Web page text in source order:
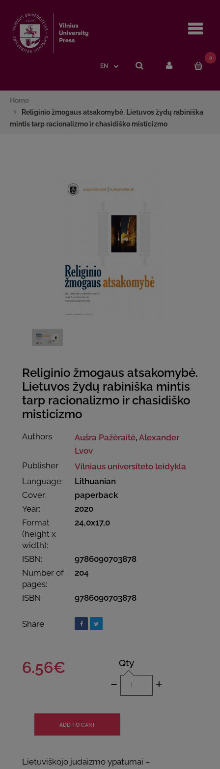
EN
0
Home
Religinio žmogaus atsakomybė. Lietuvos žydų rabiniška
mintis tarp racionalizmo ir chasidiško misticizmo
Religinio žmogaus atsakomybė.
Lietuvos žydų rabiniška mintis
tarp racionalizmo ir chasidiško
misticizmo
Authors Aušra Pažėraitė,Alexander
Lvov
Publisher
Vilniaus universiteto leidykla
Language:
Lithuanian
Cover:
paperback
Year:
2020
Format
(height x
width):
24,0x17,0
ISBN:
9786090703878
Number of
pages:
204
ISBN 9786090703878
Share
6.56€ Qty
- +
Lietuviškojo judaizmo ypatumai –